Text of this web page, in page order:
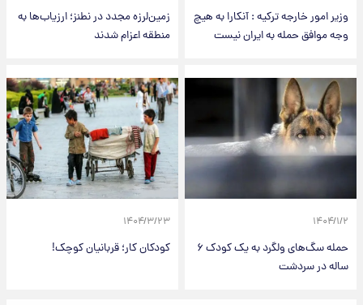
وزیر امور خارجه ترکیه : آنکارا به‌ هیچ‌
وجه موافق حمله به ایران نیست
زمین‌لرزه مجدد در نطنز؛ ارزیاب‌ها به
منطقه اعزام شدند
۱۴۰۴/۱/۲
حمله سگ‌های ولگرد به یک کودک ۶
ساله در سردشت
۱۴۰۴/۳/۲۳
کودکان کار؛ قربانیان کوچک!